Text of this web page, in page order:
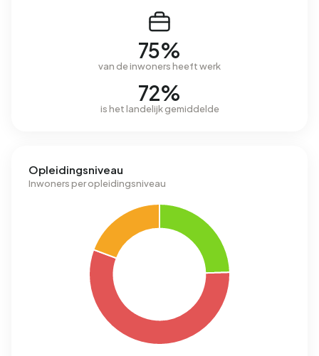
75%
van de inwoners heeft werk
72%
is het landelijk gemiddelde
Opleidingsniveau
Inwoners per opleidingsniveau